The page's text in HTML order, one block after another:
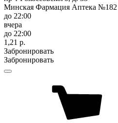
Минская Фармация Аптека №182
до 22:00
вчера
до 22:00
1,21 р.
Забронировать
Забронировать